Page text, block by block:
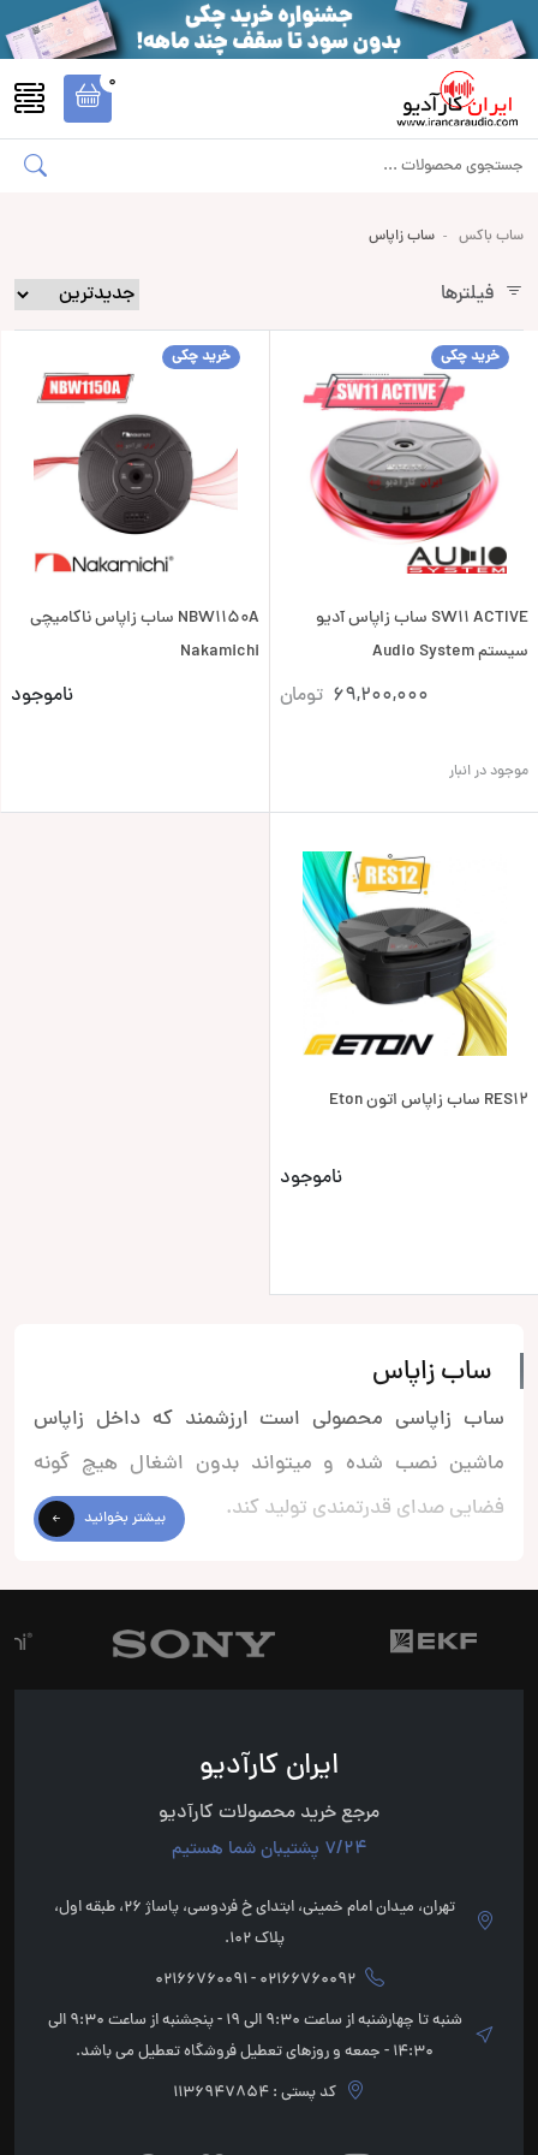
0
ساب باکس ساب زاپاس
فیلترها
خرید چکی
SW11 ACTIVE ساب زاپاس آدیو
سیستم Audio System
69,200,000 تومان
موجود در انبار
خرید چکی
NBW1150A ساب زاپاس ناکامیچی
Nakamichi
ناموجود
RES12 ساب زاپاس اتون Eton
ناموجود
ساب زاپاس
ساب زاپاسی محصولی است ارزشمند که داخل زاپاس
ماشین نصب شده و میتواند بدون اشغال هیچ گونه
فضایی صدای قدرتمندی تولید کند.
بیشتر بخوانید
ایران کارآدیو
مرجع خرید محصولات کارآدیو
7/24 پشتیبان شما هستیم
تهران، میدان امام خمینی، ابتدای خ فردوسی، پاساژ 26، طبقه اول،
پلاک 102.
02166760092 - 02166760091
شنبه تا چهارشنبه از ساعت 9:30 الی 19 - پنجشنبه از ساعت 9:30 الی
14:30 - جمعه و روزهای تعطیل فروشگاه تعطیل می باشد.
کد پستی : 1136947854